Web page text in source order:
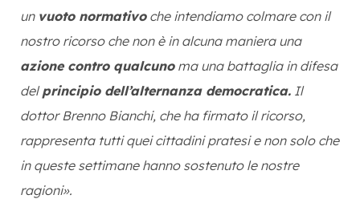
un vuoto normativoche intendiamo colmare con il
nostro ricorso che non è in alcuna maniera una
azione contro qualcunoma una battaglia in difesa
delprincipio dell’alternanza democratica. Il
dottor Brenno Bianchi, che ha firmato il ricorso,
rappresenta tutti quei cittadini pratesi e non solo che
in queste settimane hanno sostenuto le nostre
ragioni».